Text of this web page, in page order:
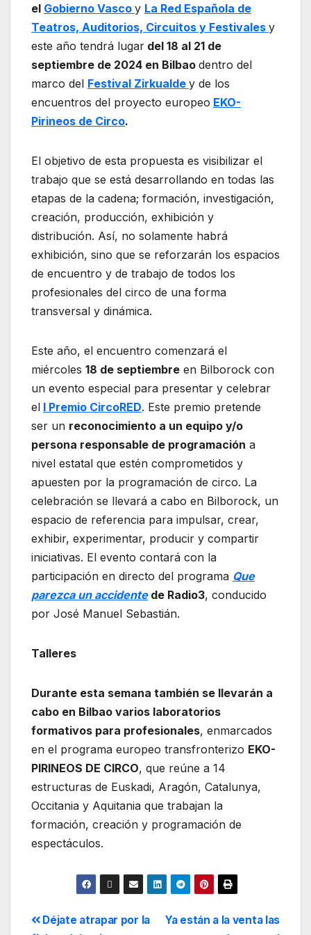
el Gobierno Vasco y La Red Española de
Teatros, Auditorios, Circuitos y Festivales y
este año tendrá lugar del 18 al 21 de
septiembre de 2024 en Bilbao dentro del
marco del Festival Zirkualde y de los
encuentros del proyecto europeo EKO-
Pirineos de Circo.
El objetivo de esta propuesta es visibilizar el
trabajo que se está desarrollando en todas las
etapas de la cadena; formación, investigación,
creación, producción, exhibición y
distribución. Así, no solamente habrá
exhibición, sino que se reforzarán los espacios
de encuentro y de trabajo de todos los
profesionales del circo de una forma
transversal y dinámica.
Este año, el encuentro comenzará el
miércoles 18 de septiembre en Bilborock con
un evento especial para presentar y celebrar
el I Premio CircoRED. Este premio pretende
ser un reconocimiento a un equipo y/o
persona responsable de programación a
nivel estatal que estén comprometidos y
apuesten por la programación de circo. La
celebración se llevará a cabo en Bilborock, un
espacio de referencia para impulsar, crear,
exhibir, experimentar, producir y compartir
iniciativas. El evento contará con la
participación en directo del programa Que
parezca un accidentede Radio3, conducido
por José Manuel Sebastián.
Talleres
Durante esta semana también se llevarán a
cabo en Bilbao varios laboratorios
formativos para profesionales, enmarcados
en el programa europeo transfronterizo EKO-
PIRINEOS DE CIRCO, que reúne a 14
estructuras de Euskadi, Aragón, Catalunya,
Occitania y Aquitania que trabajan la
formación, creación y programación de
espectáculos.
Ya están a la venta las
Déjate atrapar por la